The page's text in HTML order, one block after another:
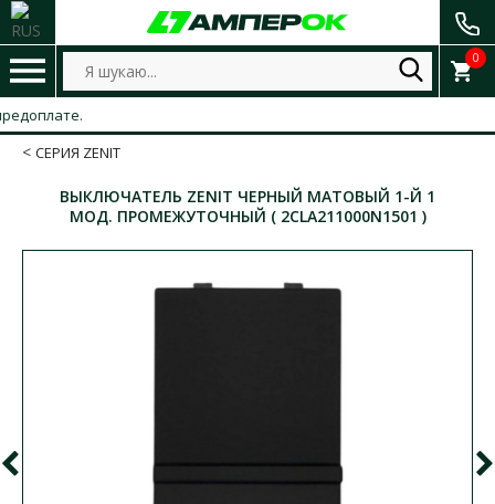
0
СЕРИЯ ZENIT
ВЫКЛЮЧАТЕЛЬ ZENIT ЧЕРНЫЙ МАТОВЫЙ 1-Й 1
МОД. ПРОМЕЖУТОЧНЫЙ ( 2CLA211000N1501 )